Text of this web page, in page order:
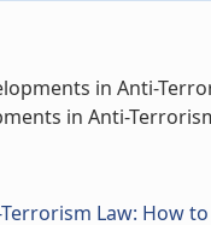
in Anti-
in Anti-
Law: How